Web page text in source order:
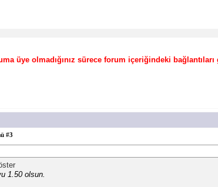
üye olmadığınız sürece forum içeriğindeki
#3
1.50 olsun.